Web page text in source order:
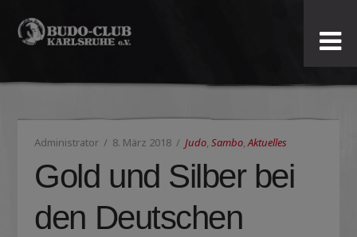
Budo-
Club
Karlsruhe
e.V.
Administrator 8. März 2018 Judo, Sambo,Aktuelles
Gold und Silber bei
den Deutschen